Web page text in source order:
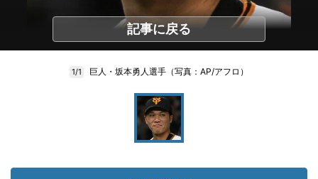
記事に戻る
1/1 巨人・坂本勇人選手（写真：AP/アフロ）